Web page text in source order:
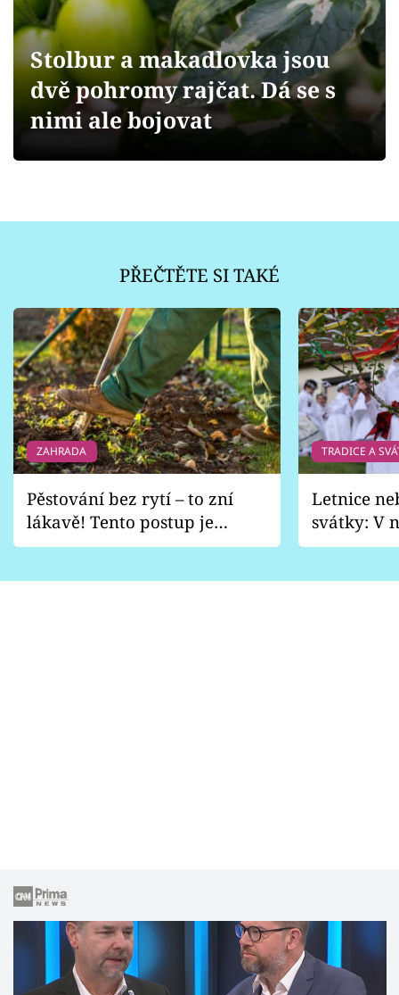
Přihlášení
Sledujte nás
Stolbur a makadlovka jsou
dvě pohromy rajčat. Dá se s
nimi ale bojovat
PŘEČTĚTE SI TAKÉ
ZAHRADA
Pěstování bez rytí – to zní
lákavě! Tento postup je
vhodný jen pro některé
TRADICE A
Letnice
svátky: V
pondělí